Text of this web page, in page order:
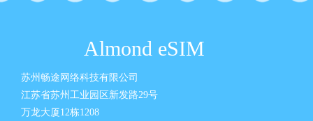
Almond eSIM
苏州畅途网络科技有限公司
江苏省苏州工业园区新发路29号
万龙大厦12栋1208